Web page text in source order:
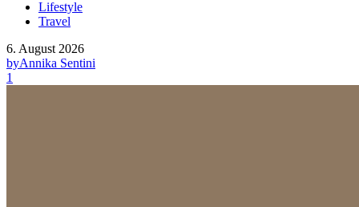
Lifestyle
Travel
6. August 2026
byAnnika Sentini
1